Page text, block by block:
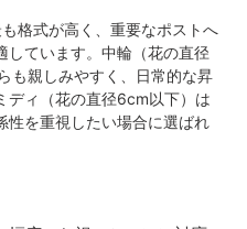
格式が高く、重要なポストへ
しています。中輪（花の直径
も親しみやすく、日常的な昇
ディ（花の直径6cm以下）は
性を重視したい場合に選ばれ